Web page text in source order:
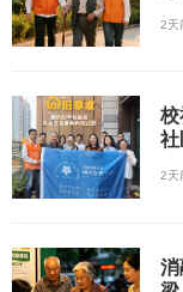
2天
校
社
2天
消